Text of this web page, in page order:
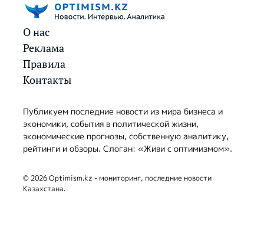
О нас
Реклама
Правила
Контакты
Публикуем последние новости из мира бизнеса и
экономики, события в политической жизни,
экономические прогнозы, собственную аналитику,
рейтинги и обзоры. Слоган: «Живи с оптимизмом».
© 2026 Optimism.kz - мониторинг, последние новости
Казахстана.